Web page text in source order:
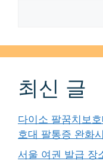
최신 글
다이소 팔꿈치보
호대 팔통증 완화
서울 여권 발급 장